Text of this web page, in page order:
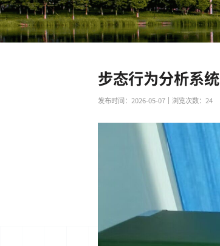
步态行为分析系统
发布时间：2026-05-07 丨浏览次数： 24